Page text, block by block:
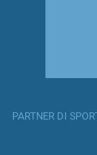
PARTNER DI